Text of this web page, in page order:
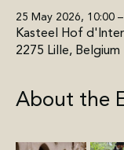
25 May 2026, 10:00
Kasteel Hof
2275 Lille, Belgium
About the